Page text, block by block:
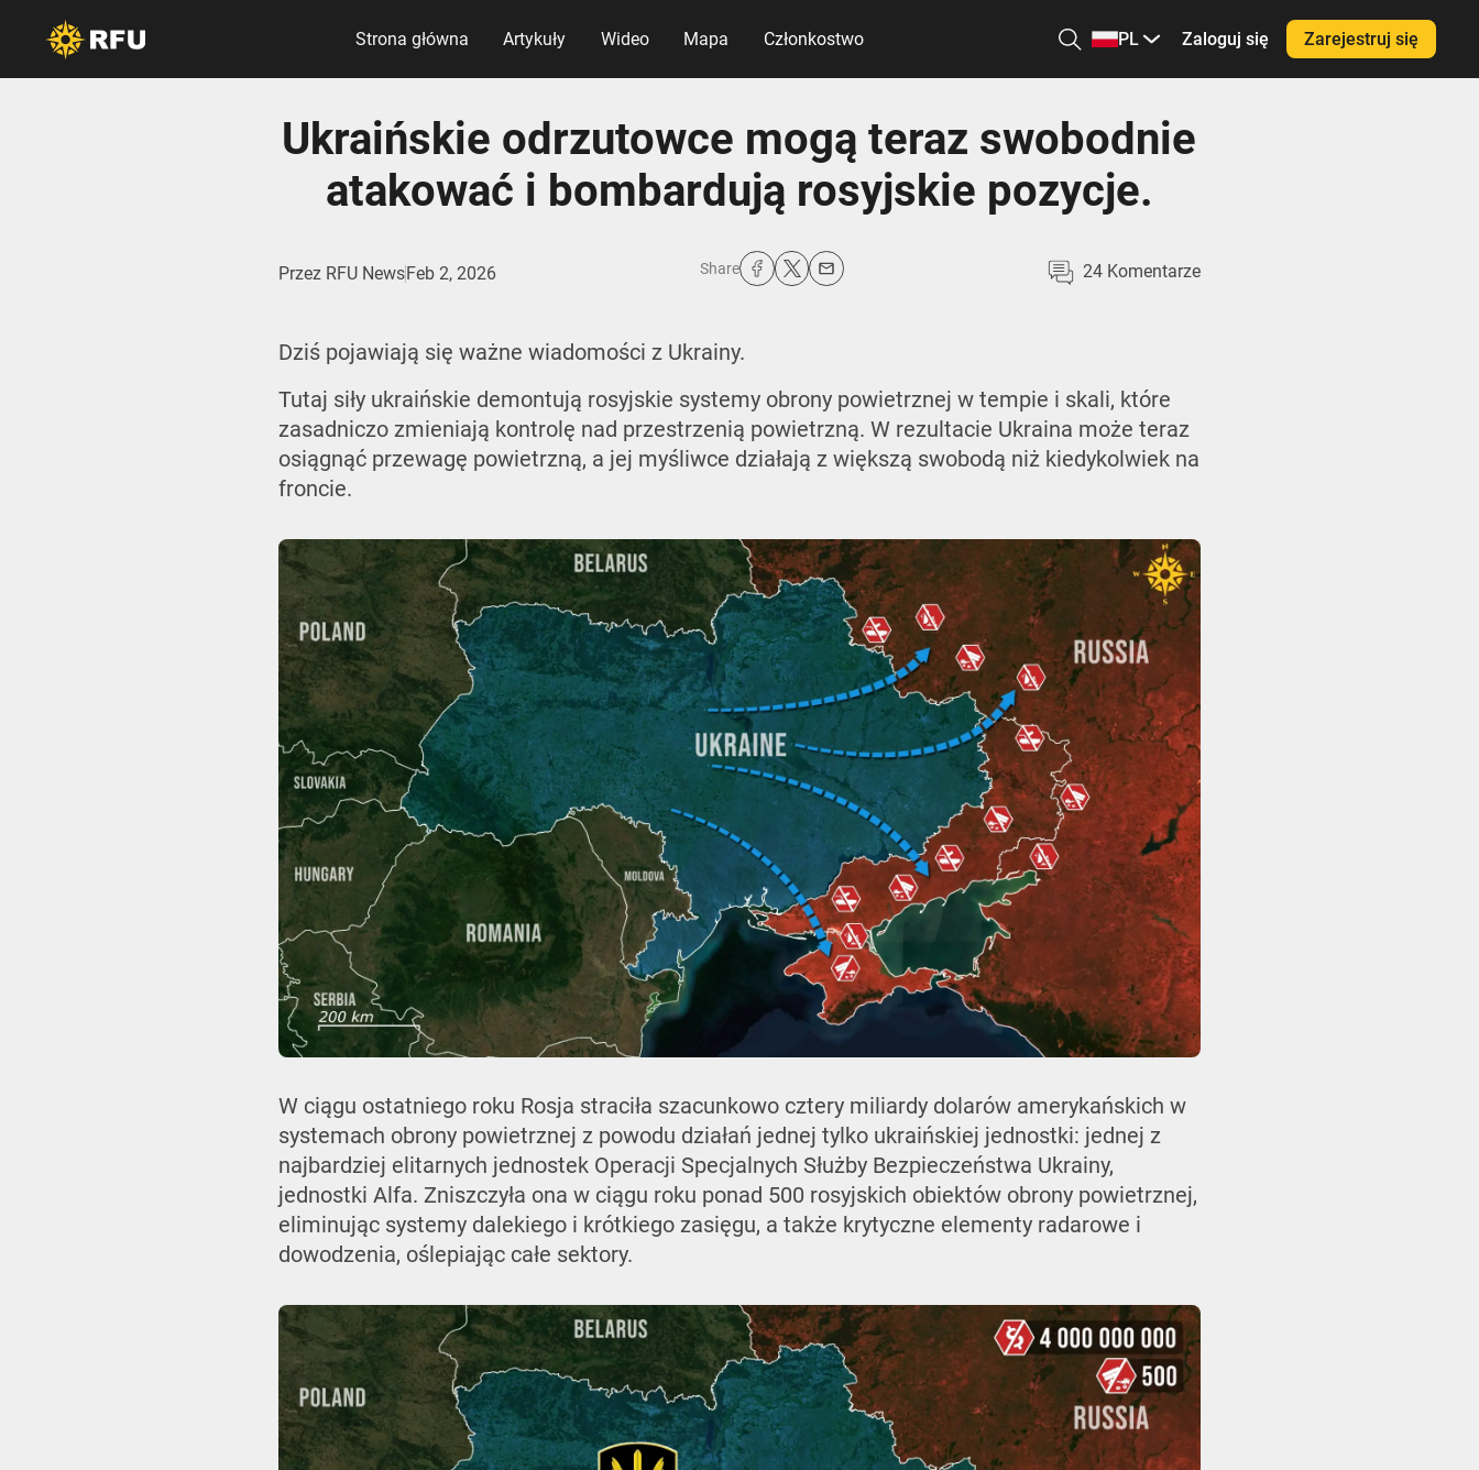
Strona główna Artykuły Wideo Mapa Członkostwo PL Zaloguj się Zarejestruj się
Ukraińskie odrzutowce mogą teraz swobodnie
atakować i bombardują rosyjskie pozycje.
Przez RFU NewsFeb 2, 2026 Share 24Komentarze
Dziś pojawiają się ważne wiadomości z Ukrainy.
Tutaj siły ukraińskie demontują rosyjskie systemy obrony powietrznej w tempie i skali, które
zasadniczo zmieniają kontrolę nad przestrzenią powietrzną. W rezultacie Ukraina może teraz
osiągnąć przewagę powietrzną, a jej myśliwce działają z większą swobodą niż kiedykolwiek na
froncie.
W ciągu ostatniego roku Rosja straciła szacunkowo cztery miliardy dolarów amerykańskich w
systemach obrony powietrznej z powodu działań jednej tylko ukraińskiej jednostki: jednej z
najbardziej elitarnych jednostek Operacji Specjalnych Służby Bezpieczeństwa Ukrainy,
jednostki Alfa. Zniszczyła ona w ciągu roku ponad 500 rosyjskich obiektów obrony powietrznej,
eliminując systemy dalekiego i krótkiego zasięgu, a także krytyczne elementy radarowe i
dowodzenia, oślepiając całe sektory.